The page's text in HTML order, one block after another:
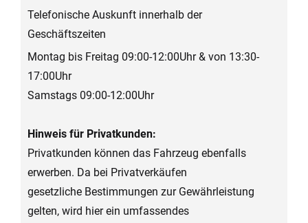
Telefonische Auskunft innerhalb der
Geschäftszeiten
Montag bis Freitag 09:00-12:00Uhr & von 13:30-
17:00Uhr
Samstags 09:00-12:00Uhr
Hinweis für Privatkunden:
Privatkunden können das Fahrzeug ebenfalls
erwerben. Da bei Privatverkäufen
gesetzliche Bestimmungen zur Gewährleistung
gelten, wird hier ein umfassendes